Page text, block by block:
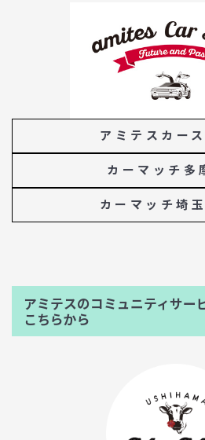
アミテスカー
カーマッチ多
カーマッチ埼
アミテスのコミュニティサー
こちらから